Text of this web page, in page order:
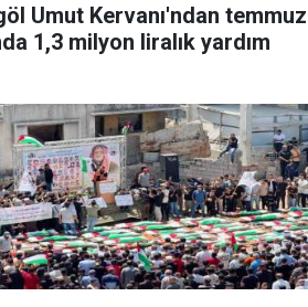
Umut Kervanı'ndan temmuz
1,3 milyon liralık yardım